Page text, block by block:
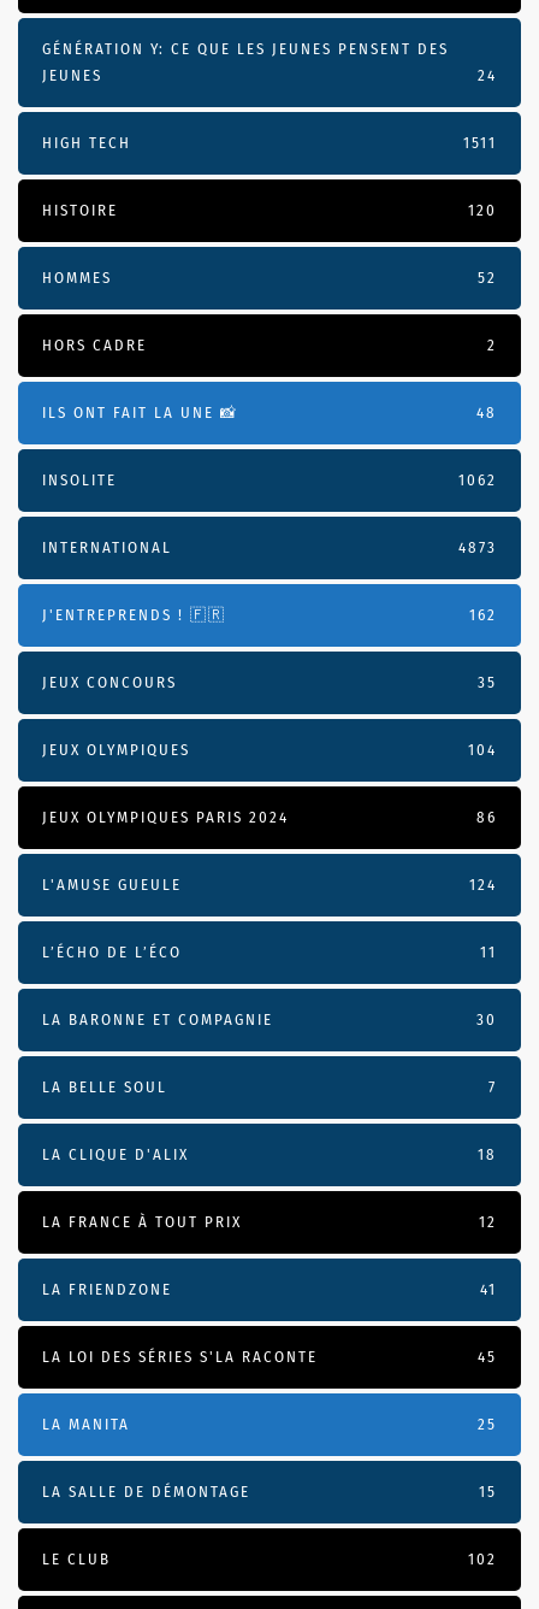
GÉNÉRATION Y: CE QUE LES JEUNES PENSENT DES
JEUNES
24
HIGH TECH 1511
HISTOIRE 120
HOMMES 52
HORS CADRE 2
ILS ONT FAIT LA UNE 📸 48
INSOLITE 1062
INTERNATIONAL 4873
J'ENTREPRENDS ! 🇫🇷 162
JEUX CONCOURS 35
JEUX OLYMPIQUES 104
JEUX OLYMPIQUES PARIS 2024 86
L'AMUSE GUEULE 124
L’ÉCHO DE L’ÉCO 11
LA BARONNE ET COMPAGNIE 30
LA BELLE SOUL 7
LA CLIQUE D'ALIX 18
LA FRANCE À TOUT PRIX 12
LA FRIENDZONE 41
LA LOI DES SÉRIES S'LA RACONTE 45
LA MANITA 25
LA SALLE DE DÉMONTAGE 15
LE CLUB 102